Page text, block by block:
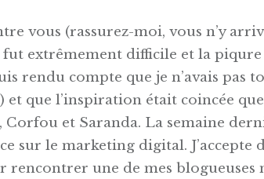
vous (rassurez-moi, vous n’y
fut extrêmement difficile et la
rendu compte que je n’avais pas
et que l’inspiration était coincée
Corfou et Saranda. La semaine
sur le marketing digital. J’accepte
rencontrer une de mes blogueuses